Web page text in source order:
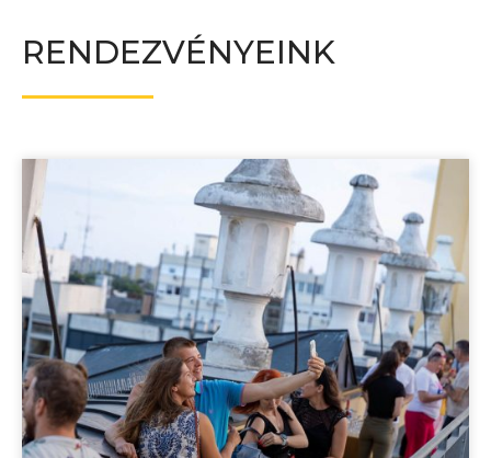
RENDEZVÉNYEINK